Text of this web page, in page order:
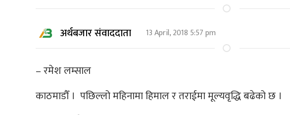
अर्थबजार संवाददाता 13 April, 2018 5:57 pm
– रमेश लम्साल
काठमाडौँ । पछिल्लो महिनामा हिमाल र तराईमा मूल्यवृद्धि बढेको छ ।